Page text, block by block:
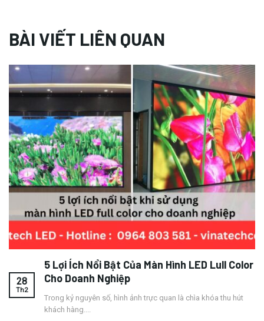
BÀI VIẾT LIÊN QUAN
5 Lợi Ích Nổi Bật Của Màn Hình LED Lull Color
Cho Doanh Nghiệp
Trong kỷ nguyên số, hình ảnh trực quan là chìa khóa thu hút
khách hàng....
28
Th2